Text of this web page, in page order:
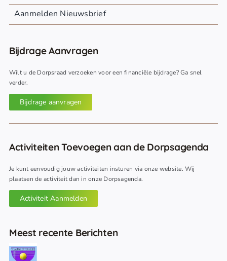
Aanmelden Nieuwsbrief
Bijdrage Aanvragen
Wilt u de Dorpsraad verzoeken voor een financiële bijdrage? Ga snel
verder.
Bijdrage aanvragen
Activiteiten Toevoegen aan de Dorpsagenda
Je kunt eenvoudig jouw activiteiten insturen via onze website. Wij
plaatsen de activiteit dan in onze Dorpsagenda.
Activiteit Aanmelden
Meest recente Berichten